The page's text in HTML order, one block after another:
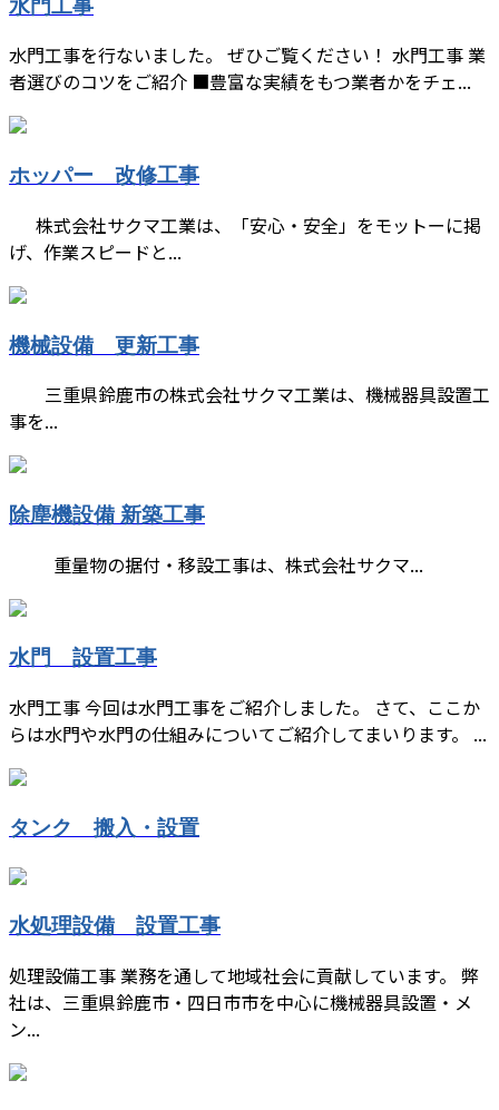
水門工事を行ないました。 ぜひご覧ください！ 水門工事 業
者選びのコツをご紹介 ■豊富な実績をもつ業者かをチェ...
ホッパー 改修工事
株式会社サクマ工業は、「安心・安全」をモットーに掲
げ、作業スピードと...
機械設備 更新工事
三重県鈴鹿市の株式会社サクマ工業は、機械器具設置工
事を...
除塵機設備 新築工事
重量物の据付・移設工事は、株式会社サクマ...
水門 設置工事
水門工事 今回は水門工事をご紹介しました。 さて、ここか
らは水門や水門の仕組みについてご紹介してまいります。 ...
タンク 搬入・設置
水処理設備 設置工事
処理設備工事 業務を通して地域社会に貢献しています。 弊
社は、三重県鈴鹿市・四日市市を中心に機械器具設置・メ
ン...